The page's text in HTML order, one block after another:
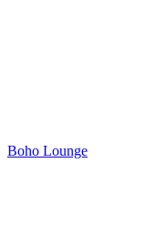
Boho Lounge